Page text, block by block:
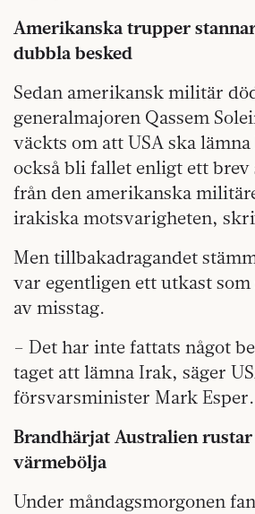
Amerikanska trupper
dubbla besked
Sedan amerikansk militär
generalmajoren Qassem
väckts om att USA ska
också bli fallet enligt ett brev
från den amerikanska
irakiska motsvarigheten,
Men tillbakadragandet
var egentligen ett utkast
av misstag.
– Det har inte fattats något
taget att lämna Irak, säger
försvarsminister Mark Esper.
Brandhärjat Australien
värmebölja
Under måndagsmorgonen